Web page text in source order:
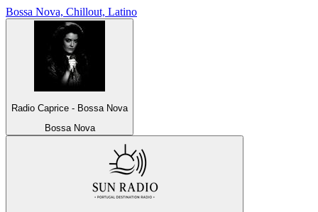
Bossa Nova, Chillout, Latino
Radio Caprice - Bossa Nova
Bossa Nova